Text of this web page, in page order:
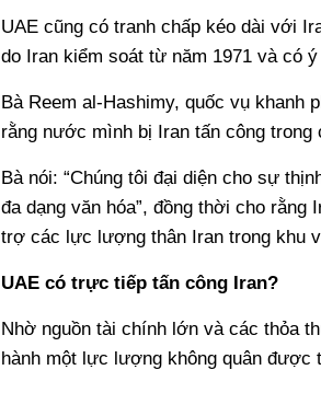
UAE cũng có tranh chấp kéo dài với
do Iran kiểm soát từ năm 1971 và có
Bà Reem al-Hashimy, quốc vụ khanh
rằng nước mình bị Iran tấn công trong
Bà nói: “Chúng tôi đại diện cho sự
đa dạng văn hóa”, đồng thời cho
trợ các lực lượng thân Iran trong khu
UAE có trực tiếp tấn công Iran?
Nhờ nguồn tài chính lớn và các thỏa
hành một lực lượng không quân được